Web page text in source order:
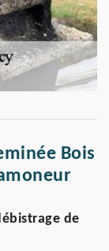
Bois
de